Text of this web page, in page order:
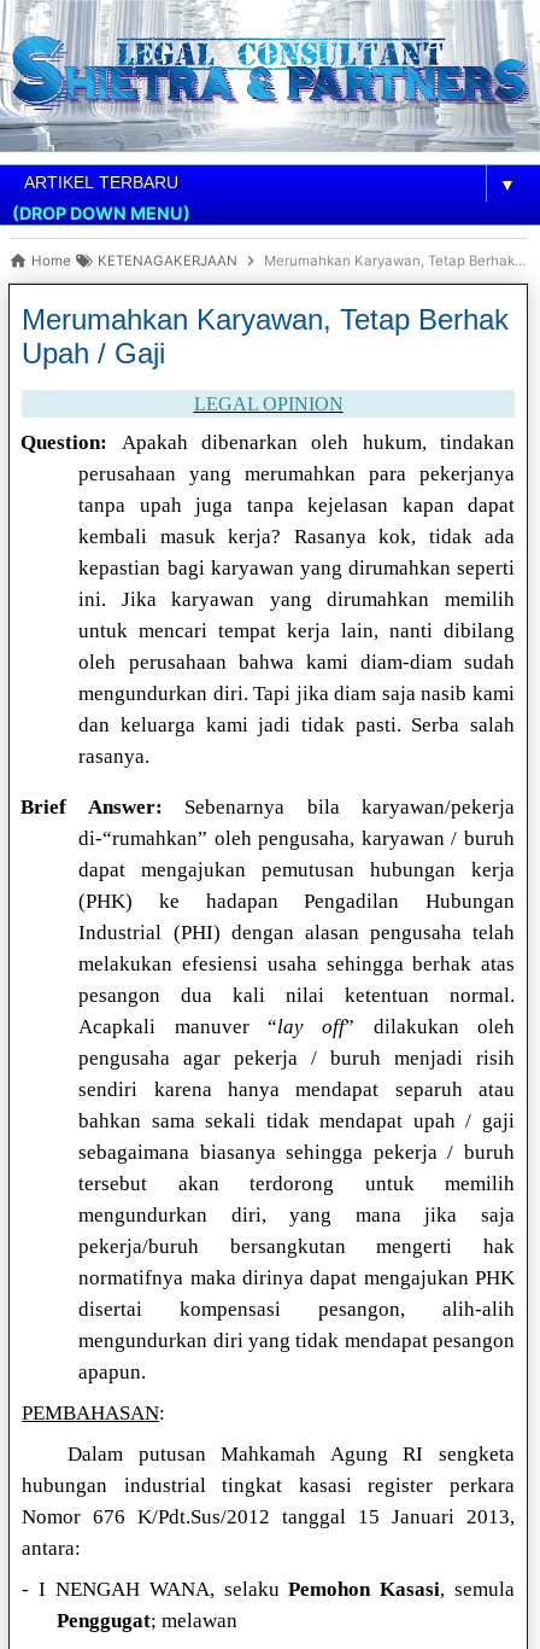
▼
(DROP DOWN MENU)
Home KETENAGAKERJAAN Merumahkan Karyawan, Tetap Berhak Upah / Gaji
Merumahkan Karyawan, Tetap Berhak
Upah / Gaji
LEGAL OPINION
Question:
Apakah dibenarkan oleh hukum, tindakan
perusahaan yang merumahkan para pekerjanya
tanpa upah juga tanpa kejelasan kapan dapat
kembali masuk kerja? Rasanya kok, tidak ada
kepastian bagi karyawan yang dirumahkan seperti
ini. Jika karyawan yang dirumahkan memilih
untuk mencari tempat kerja lain, nanti dibilang
oleh perusahaan bahwa kami diam-diam sudah
mengundurkan diri. Tapi jika diam saja nasib kami
dan keluarga kami jadi tidak pasti. Serba salah
rasanya.
Brief Answer: Sebenarnya bila karyawan/pekerja
di-“rumahkan” oleh pengusaha, karyawan / buruh
dapat mengajukan pemutusan hubungan kerja
(PHK) ke hadapan Pengadilan Hubungan
Industrial (PHI) dengan alasan pengusaha telah
melakukan efesiensi usaha sehingga berhak atas
pesangon dua kali nilai ketentuan normal.
Acapkali manuver “lay off” dilakukan oleh
pengusaha agar pekerja / buruh menjadi risih
sendiri karena hanya mendapat separuh atau
bahkan sama sekali tidak mendapat upah / gaji
sebagaimana biasanya sehingga pekerja / buruh
tersebut akan terdorong untuk memilih
mengundurkan diri, yang mana jika saja
pekerja/buruh bersangkutan mengerti hak
normatifnya maka dirinya dapat mengajukan PHK
disertai kompensasi pesangon, alih-alih
mengundurkan diri yang tidak mendapat pesangon
apapun.
PEMBAHASAN:
Dalam putusan Mahkamah Agung RI sengketa
hubungan industrial tingkat kasasi register perkara
Nomor 676 K/Pdt.Sus/2012 tanggal 15 Januari 2013,
antara:
- I NENGAH WANA, selakuPemohon Kasasi, semula
Penggugat; melawan